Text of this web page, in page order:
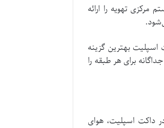
تهویه را ارائه
اسپلیت بهترین گزینه
برای هر طبقه را
داکت اسپلیت، هوای